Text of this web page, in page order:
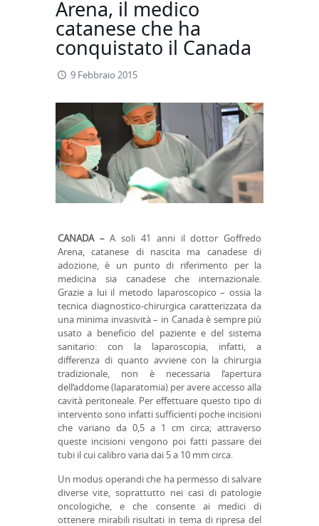
Arena, il medico
catanese che ha
conquistato il Canada
9 Febbraio 2015
CANADA –A soli 41 anni il dottor Goffredo
Arena, catanese di nascita ma canadese di
adozione, è un punto di riferimento per la
medicina sia canadese che internazionale.
Grazie a lui il metodo laparoscopico – ossia la
tecnica diagnostico-chirurgica caratterizzata da
una minima invasività – in Canada è sempre più
usato a beneficio del paziente e del sistema
sanitario: con la laparoscopia, infatti, a
differenza di quanto avviene con la chirurgia
tradizionale, non è necessaria l’apertura
dell’addome (laparatomia) per avere accesso alla
cavità peritoneale. Per effettuare questo tipo di
intervento sono infatti sufficienti poche incisioni
che variano da 0,5 a 1 cm circa; attraverso
queste incisioni vengono poi fatti passare dei
tubi il cui calibro varia dai 5 a 10 mm circa.
Un modus operandi che ha permesso di salvare
diverse vite, soprattutto nei casi di patologie
oncologiche, e che consente ai medici di
ottenere mirabili risultati in tema di ripresa del